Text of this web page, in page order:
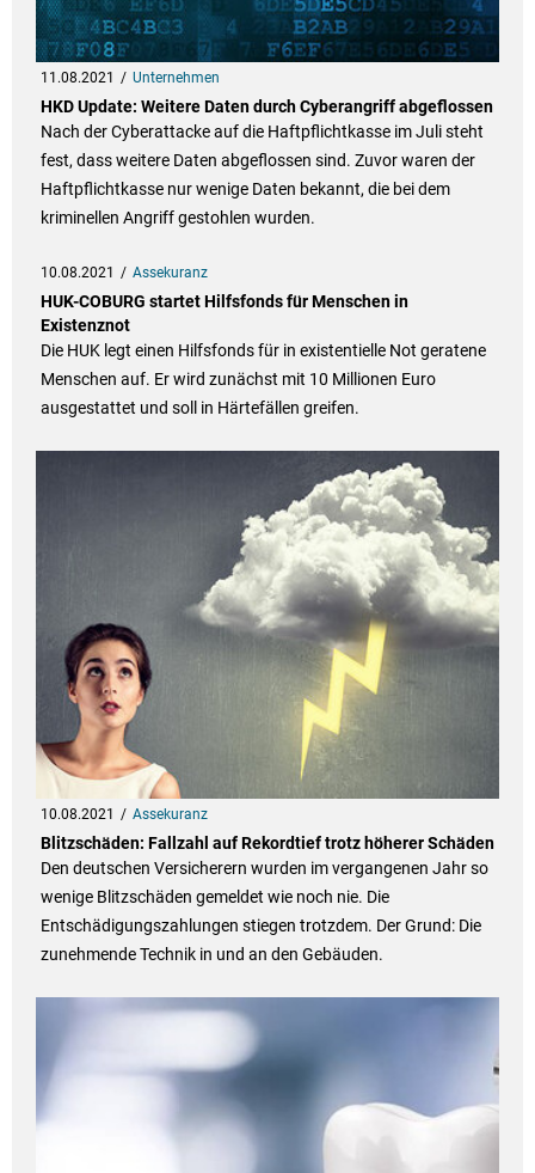
11.08.2021 Unternehmen
HKD Update: Weitere Daten durch Cyberangriff abgeflossen
Nach der Cyberattacke auf die Haftpflichtkasse im Juli steht
fest, dass weitere Daten abgeflossen sind. Zuvor waren der
Haftpflichtkasse nur wenige Daten bekannt, die bei dem
kriminellen Angriff gestohlen wurden.
10.08.2021 Assekuranz
HUK-COBURG startet Hilfsfonds für Menschen in
Existenznot
Die HUK legt einen Hilfsfonds für in existentielle Not geratene
Menschen auf. Er wird zunächst mit 10 Millionen Euro
ausgestattet und soll in Härtefällen greifen.
10.08.2021 Assekuranz
Blitzschäden: Fall­zahl auf Rekord­tief trotz höherer Schä­den
Den deutschen Versicherern wurden im vergangenen Jahr so
wenige Blitzschäden gemeldet wie noch nie. Die
Entschädigungszahlungen stiegen trotzdem. Der Grund: Die
zunehmende Technik in und an den Gebäuden.